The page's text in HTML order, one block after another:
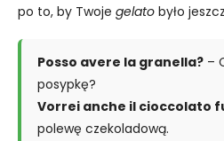
po to, by Twoje gelato było
Posso avere la granella? –
posypkę?
Vorrei anche il cioccolato
polewę czekoladową.